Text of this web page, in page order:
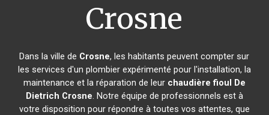
Crosne
Dans la ville de Crosne, les habitants peuvent compter sur
les services d'un plombier expérimenté pour l'installation, la
maintenance et la réparation de leur chaudière fioul De
Dietrich Crosne. Notre équipe de professionnels est à
votre disposition pour répondre à toutes vos attentes, que